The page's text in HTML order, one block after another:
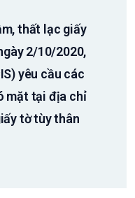
thất lạc giấy
2/10/2020,
yêu cầu các
mặt tại địa chỉ
tờ tùy thân